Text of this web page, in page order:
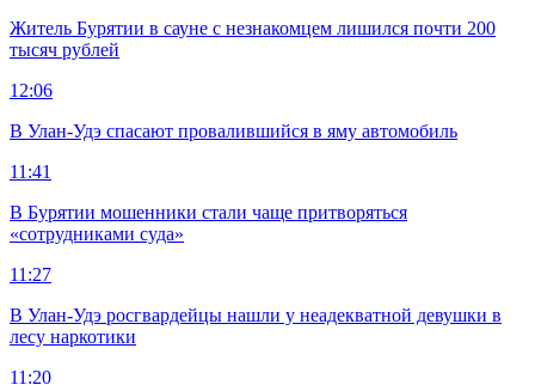
Житель Бурятии в сауне с незнакомцем лишился почти 200
тысяч рублей
12:06
В Улан-Удэ спасают провалившийся в яму автомобиль
11:41
В Бурятии мошенники стали чаще притворяться
«сотрудниками суда»
11:27
В Улан-Удэ росгвардейцы нашли у неадекватной девушки в
лесу наркотики
11:20